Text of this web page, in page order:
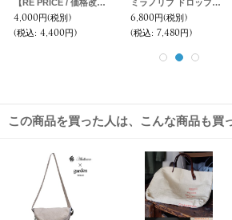
【RE PRICE / 価格改定】スーピマタイプライターナショナルコスチュームレギュラーカラーL/Sシャツ【MADE IN JAPAN】『日本製』/ Upscape Audience
4,000円(税別)
(税込: 4,400円)
ミラノリブ ドロップショルダーモックネック長袖スウェット【MADE IN JAPAN】『日本製』/ Upscape Audience
6,800円(税別)
(税込: 7,480円)
この商品を買った人は、こんな商品も買